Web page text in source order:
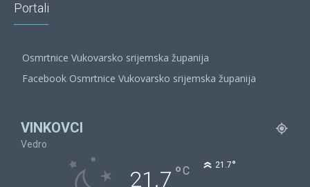
Portali
Osmrtnice Vukovarsko srijemska županija
Facebook Osmrtnice Vukovarsko srijemska županija
VINKOVCI
Vedro
21.7 °C 21.7°